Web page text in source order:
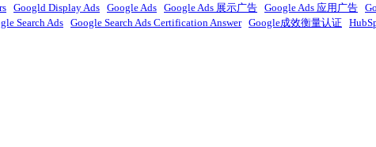
Googld Display Ads Google Ads Google Ads 展示广告 Google Ads 应用广告
Search Ads Google Search Ads Certification Answer Google成效衡量认证